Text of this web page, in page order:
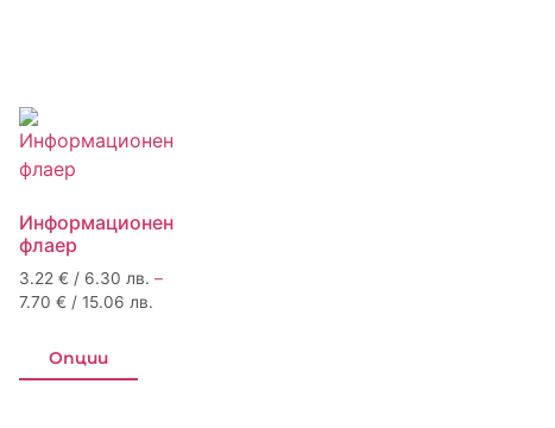
Информационен
флаер
3.22 € / 6.30 лв. –
7.70 € / 15.06 лв.
Опции